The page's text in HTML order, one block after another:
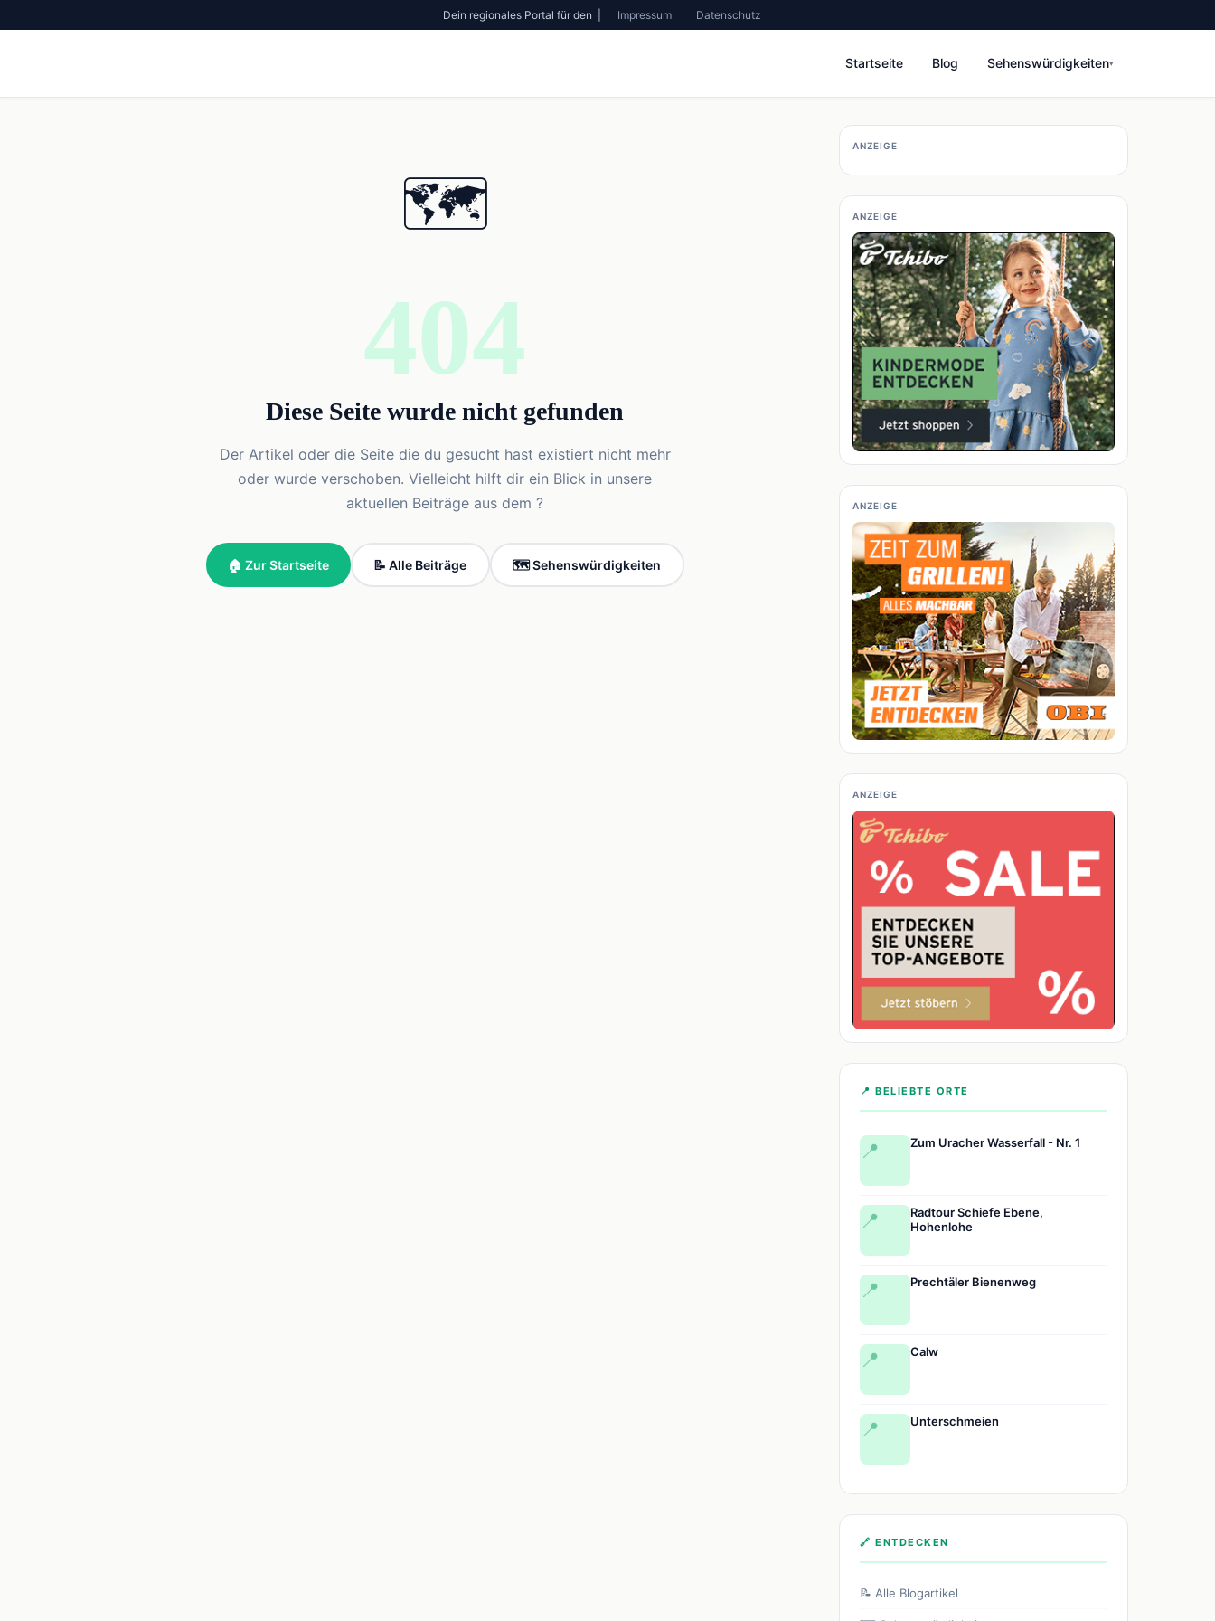
Dein regionales Portal für den | Impressum Datenschutz
Startseite Blog Sehenswürdigkeiten▾
ANZEIGE
ANZEIGE
ANZEIGE
ANZEIGE
📍 BELIEBTE ORTE
📍 Zum Uracher Wasserfall - Nr. 1
📍
Radtour Schiefe Ebene,
Hohenlohe
📍 Prechtäler Bienenweg
📍 Calw
📍 Unterschmeien
🔗 ENTDECKEN
📝 Alle Blogartikel
🗺️
404
Diese Seite wurde nicht gefunden
Der Artikel oder die Seite die du gesucht hast existiert nicht mehr
oder wurde verschoben. Vielleicht hilft dir ein Blick in unsere
aktuellen Beiträge aus dem ?
🏠 Zur Startseite 📝 Alle Beiträge 🗺️ Sehenswürdigkeiten